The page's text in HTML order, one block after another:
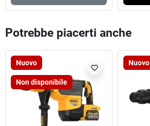
Potrebbe piacerti anche
Nuovo
Non disponibile
favorite_border
Nuovo